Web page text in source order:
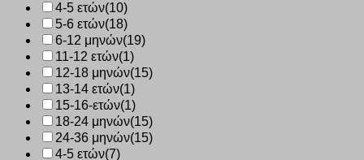
4-5 ετών(10)
5-6 ετών(18)
6-12 μηνών(19)
11-12 ετών(1)
12-18 μηνών(15)
13-14 ετών(1)
15-16-ετών(1)
18-24 μηνών(15)
24-36 μηνών(15)
4-5 ετών(7)